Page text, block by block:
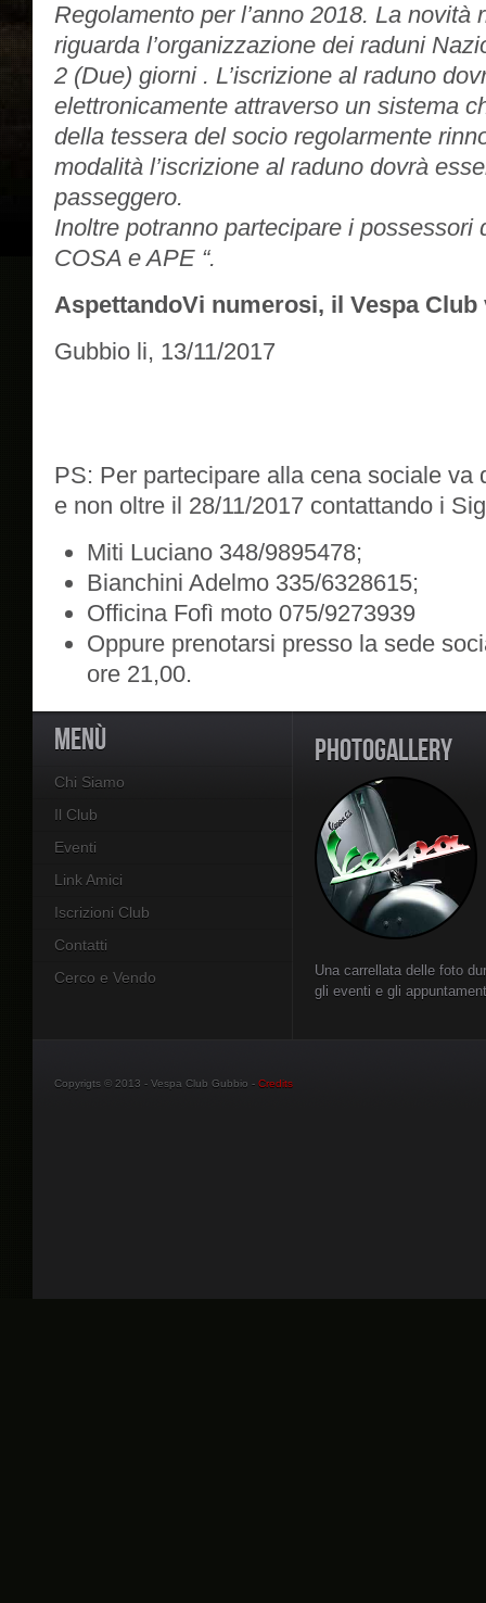
Regolamento per l’anno 2018. La novità
riguarda l’organizzazione dei raduni
2 (Due) giorni . L’iscrizione al raduno
elettronicamente attraverso un sistema
della tessera del socio regolarmente
modalità l’iscrizione al raduno dovrà
passeggero.
Inoltre potranno partecipare i possessori
COSA e APE “.
AspettandoVi numerosi, il Vespa
Gubbio li, 13/11/2017
PS: Per partecipare alla cena sociale va
e non oltre il 28/11/2017 contattando i
Miti Luciano 348/9895478;
Bianchini Adelmo 335/6328615;
Officina Fofì moto 075/9273939
Oppure prenotarsi presso la sede
ore 21,00.
MENÙ
Chi Siamo
Il Club
Eventi
Link Amici
Iscrizioni Club
Contatti
Cerco e Vendo
PHOTOGALLERY
Una carrellata delle foto
gli eventi e gli
Copyrigts © 2013 - Vespa Club Gubbio - Credits